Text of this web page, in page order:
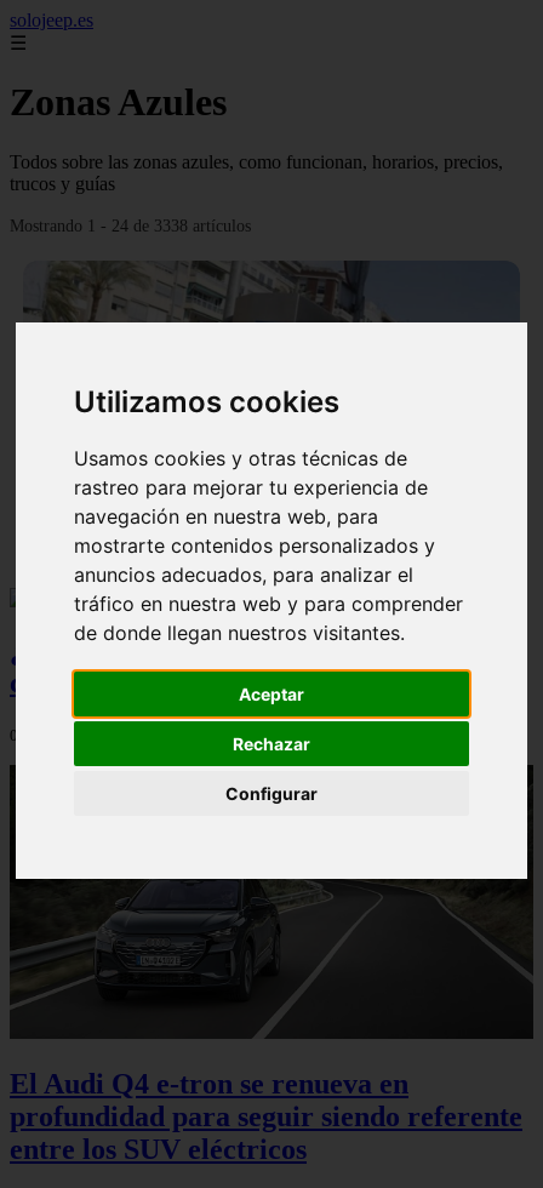
Utilizamos cookies
Usamos cookies y otras técnicas de
rastreo para mejorar tu experiencia de
navegación en nuestra web, para
mostrarte contenidos personalizados y
anuncios adecuados, para analizar el
tráfico en nuestra web y para comprender
de donde llegan nuestros visitantes.
Aceptar
Rechazar
Configurar
solojeep.es
☰
Zonas Azules
Todos sobre las zonas azules, como funcionan, horarios, precios,
trucos y guías
Mostrando 1 - 24 de 3338 artículos
▷ Zona Azul Córdoba 《 Horarios y Tarifas 2024 》
¿Qué Seat Ibiza merece más la pena
comprar?
08/08/2026
El Audi Q4 e-tron se renueva en
profundidad para seguir siendo referente
entre los SUV eléctricos